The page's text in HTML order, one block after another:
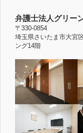
弁護士法人グリー
〒330-0854
埼玉県さいたま市大宮
ング14階